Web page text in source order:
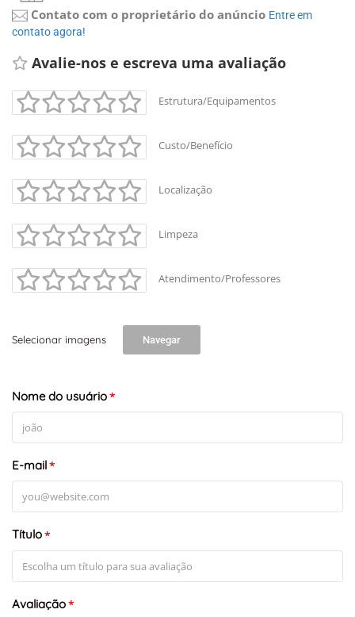
Contato com o proprietário do anúncio Entre em
contato agora!
Avalie-nos e escreva uma avaliação
Estrutura/Equipamentos
Custo/Benefício
Localização
Limpeza
Atendimento/Professores
Selecionar imagens Navegar
Nome do usuário*
E-mail*
Título*
Avaliação*